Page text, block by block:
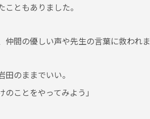
こともありました。
仲間の優しい声や先生の言葉に救われま
田のままでいい。
のことをやってみよう」